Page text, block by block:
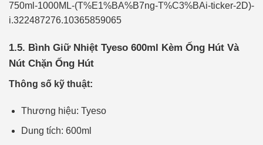
750ml-1000ML-(T%E1%BA%B7ng-T%C3%BAi-ticker-2D)-
i.322487276.10365859065
1.5. Bình Giữ Nhiệt Tyeso 600ml Kèm Ống Hút Và
Nút Chặn Ống Hút
Thông số kỹ thuật:
Thương hiệu: Tyeso
Dung tích: 600ml